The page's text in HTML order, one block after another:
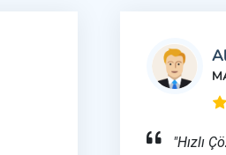
"Hızlı